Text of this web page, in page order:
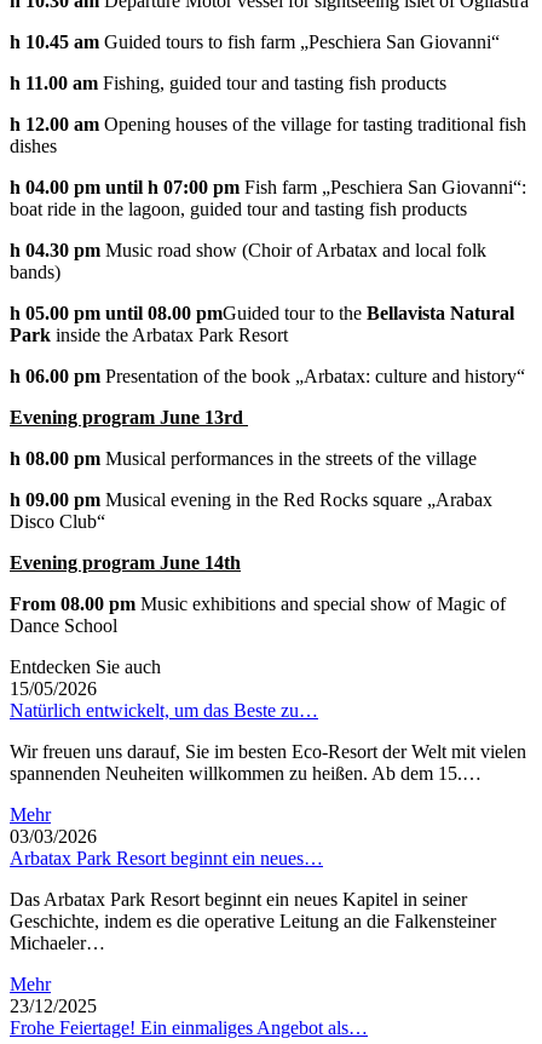
h 10.45 am Guided tours to fish farm „Peschiera San Giovanni“
h 11.00 am Fishing, guided tour and tasting fish products
h 12.00 am Opening houses of the village for tasting traditional fish
dishes
h 04.00 pm until h 07:00 pm Fish farm „Peschiera San Giovanni“:
boat ride in the lagoon, guided tour and tasting fish products
h 04.30 pm Music road show (Choir of Arbatax and local folk
bands)
h 05.00 pm until 08.00 pmGuided tour to the Bellavista Natural
Park inside the Arbatax Park Resort
h 06.00 pm Presentation of the book „Arbatax: culture and history“
Evening program June 13rd
h 08.00 pm Musical performances in the streets of the village
h 09.00 pm Musical evening in the Red Rocks square „Arabax
Disco Club“
Evening program June 14th
From 08.00 pm Music exhibitions and special show of Magic of
Dance School
Entdecken Sie auch
15/05/2026
Natürlich entwickelt, um das Beste zu…
Wir freuen uns darauf, Sie im besten Eco-Resort der Welt mit vielen
spannenden Neuheiten willkommen zu heißen. Ab dem 15.…
Mehr
03/03/2026
Arbatax Park Resort beginnt ein neues…
Das Arbatax Park Resort beginnt ein neues Kapitel in seiner
Geschichte, indem es die operative Leitung an die Falkensteiner
Michaeler…
Mehr
23/12/2025
Frohe Feiertage! Ein einmaliges Angebot als…